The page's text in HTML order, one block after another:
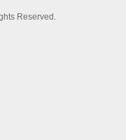
Reserved.